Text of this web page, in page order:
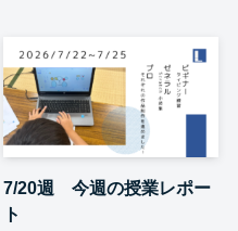
7/20週 今週の授業レポー
ト